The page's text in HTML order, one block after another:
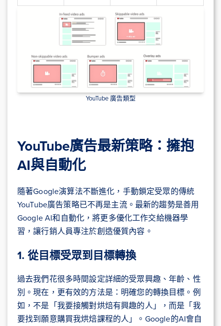
YouTube 廣告類型
YouTube廣告最新策略：擁抱
AI與自動化
隨著Google演算法不斷進化，手動鎖定受眾的傳統
YouTube廣告策略已不再是主流。最新的趨勢是善用
Google AI和自動化，將更多優化工作交給機器學
習，讓行銷人員專注於創造優質內容。
1. 從目標受眾到目標轉換
過去我們花很多時間設定詳細的受眾興趣、年齡、性
別。現在，更有效的方法是：明確您的轉換目標。例
如，不是「我要接觸對烘焙有興趣的人」，而是「我
要找到願意購買我烘焙課程的人」。Google的AI會自